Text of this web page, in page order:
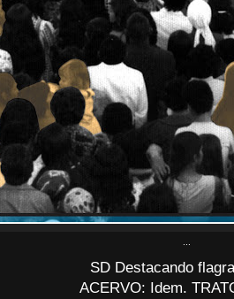
SD Destacando
ACERVO: Idem.